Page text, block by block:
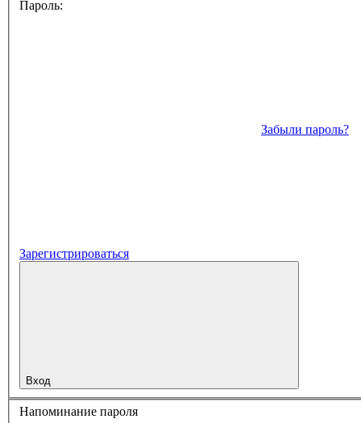
Пароль:
Забыли пароль?
Зарегистрироваться
Вход
Напоминание пароля